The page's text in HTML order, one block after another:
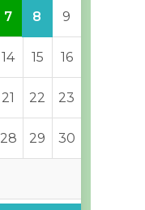
7 8 9
14 15 16
21 22 23
28 29 30